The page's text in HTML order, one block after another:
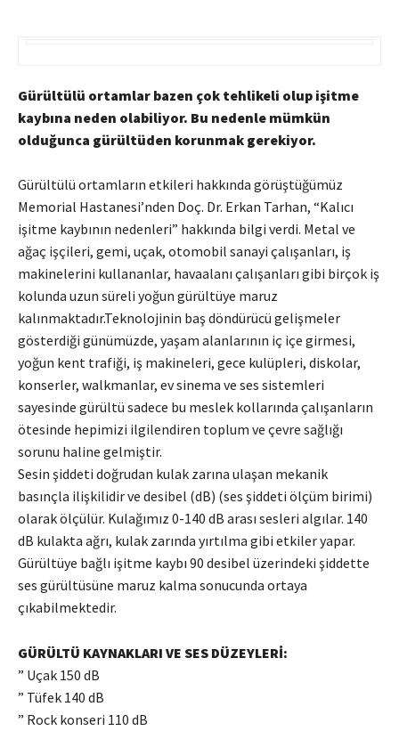
Gürültülü ortamlar bazen çok tehlikeli olup işitme
kaybına neden olabiliyor. Bu nedenle mümkün
olduğunca gürültüden korunmak gerekiyor.
Gürültülü ortamların etkileri hakkında görüştüğümüz
Memorial Hastanesi’nden Doç. Dr. Erkan Tarhan, “Kalıcı
işitme kaybının nedenleri” hakkında bilgi verdi. Metal ve
ağaç işçileri, gemi, uçak, otomobil sanayi çalışanları, iş
makinelerini kullananlar, havaalanı çalışanları gibi birçok iş
kolunda uzun süreli yoğun gürültüye maruz
kalınmaktadır.Teknolojinin baş döndürücü gelişmeler
gösterdiği günümüzde, yaşam alanlarının iç içe girmesi,
yoğun kent trafiği, iş makineleri, gece kulüpleri, diskolar,
konserler, walkmanlar, ev sinema ve ses sistemleri
sayesinde gürültü sadece bu meslek kollarında çalışanların
ötesinde hepimizi ilgilendiren toplum ve çevre sağlığı
sorunu haline gelmiştir.
Sesin şiddeti doğrudan kulak zarına ulaşan mekanik
basınçla ilişkilidir ve desibel (dB) (ses şiddeti ölçüm birimi)
olarak ölçülür. Kulağımız 0-140 dB arası sesleri algılar. 140
dB kulakta ağrı, kulak zarında yırtılma gibi etkiler yapar.
Gürültüye bağlı işitme kaybı 90 desibel üzerindeki şiddette
ses gürültüsüne maruz kalma sonucunda ortaya
çıkabilmektedir.
GÜRÜLTÜ KAYNAKLARI VE SES DÜZEYLERİ:
” Uçak 150 dB
” Tüfek 140 dB
” Rock konseri 110 dB